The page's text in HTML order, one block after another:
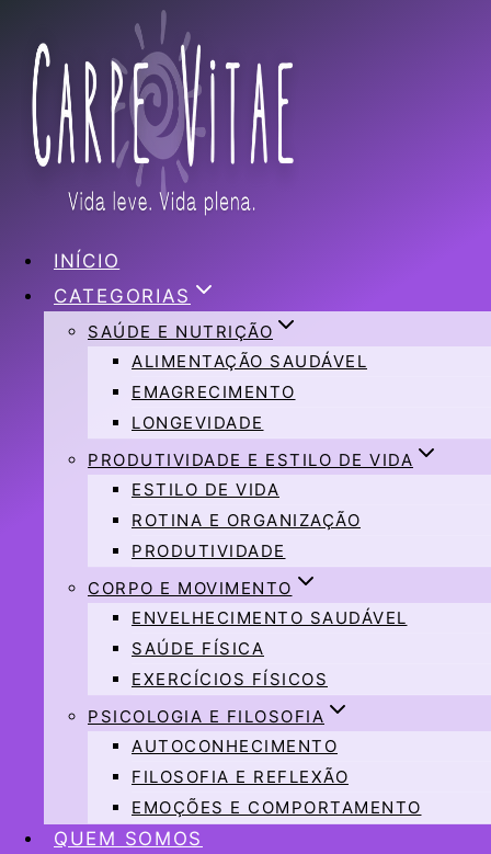
Conteúdo
INÍCIO
CATEGORIAS
SAÚDE E NUTRIÇÃO
ALIMENTAÇÃO SAUDÁVEL
EMAGRECIMENTO
LONGEVIDADE
PRODUTIVIDADE E ESTILO DE VIDA
ESTILO DE VIDA
ROTINA E ORGANIZAÇÃO
PRODUTIVIDADE
CORPO E MOVIMENTO
ENVELHECIMENTO SAUDÁVEL
SAÚDE FÍSICA
EXERCÍCIOS FÍSICOS
PSICOLOGIA E FILOSOFIA
AUTOCONHECIMENTO
FILOSOFIA E REFLEXÃO
EMOÇÕES E COMPORTAMENTO
QUEM SOMOS